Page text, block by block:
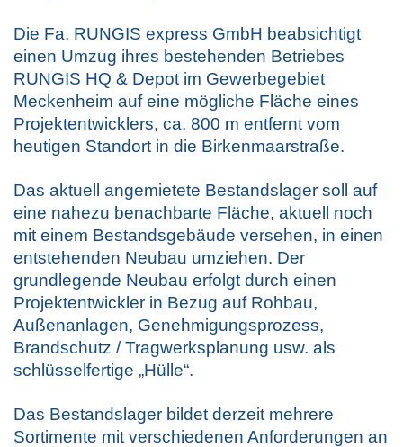
Die Fa. RUNGIS express GmbH beabsichtigt
einen Umzug ihres bestehenden Betriebes
RUNGIS HQ & Depot im Gewerbegebiet
Meckenheim auf eine mögliche Fläche eines
Projektentwicklers, ca. 800 m entfernt vom
heutigen Standort in die Birkenmaarstraße.
Das aktuell angemietete Bestandslager soll auf
eine nahezu benachbarte Fläche, aktuell noch
mit einem Bestandsgebäude versehen, in einen
entstehenden Neubau umziehen. Der
grundlegende Neubau erfolgt durch einen
Projektentwickler in Bezug auf Rohbau,
Außenanlagen, Genehmigungsprozess,
Brandschutz / Tragwerksplanung usw. als
schlüsselfertige „Hülle“.
Das Bestandslager bildet derzeit mehrere
Sortimente mit verschiedenen Anforderungen an